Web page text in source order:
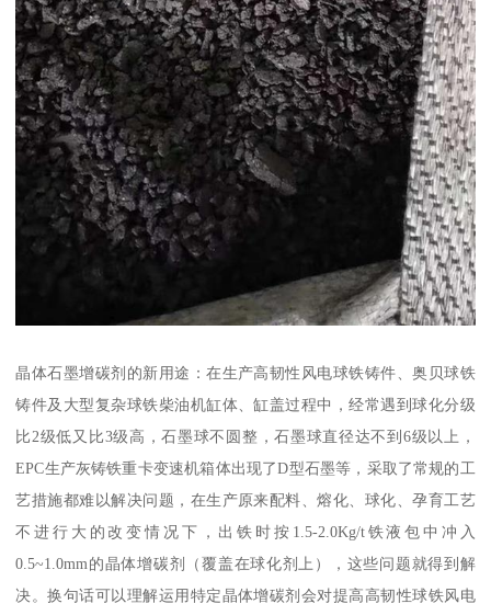
晶体石墨增碳剂的新用途：在生产高韧性风电球铁铸件、奥贝球铁
铸件及大型复杂球铁柴油机缸体、缸盖过程中，经常遇到球化分级
比2级低又比3级高，石墨球不圆整，石墨球直径达不到6级以上，
EPC生产灰铸铁重卡变速机箱体出现了D型石墨等，采取了常规的工
艺措施都难以解决问题，在生产原来配料、熔化、球化、孕育工艺
不进行大的改变情况下，出铁时按1.5-2.0Kg/t铁液包中冲入
0.5~1.0mm的晶体增碳剂（覆盖在球化剂上），这些问题就得到解
决。换句话可以理解运用特定晶体增碳剂会对提高高韧性球铁风电